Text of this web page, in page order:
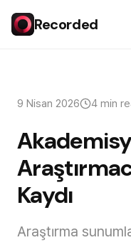
Recorded
9 Nisan 2026 4 min
Kaydı
Araştırma